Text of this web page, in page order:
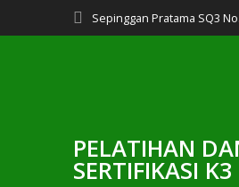
to
Sepinggan Pratama SQ3
PELATIHAN
SERTIFIKASI